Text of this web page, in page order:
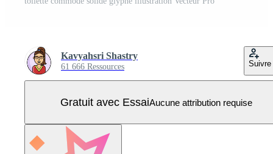
Kavyahsri Shastry
61 666 Ressources Suivre
Gratuit avec EssaiAucune attribution requise